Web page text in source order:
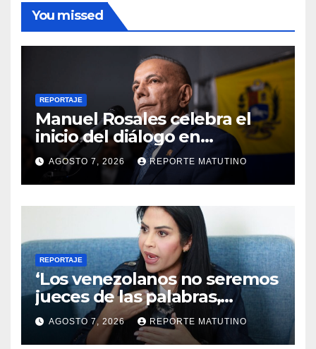
You missed
REPORTAJE
Manuel Rosales celebra el
inicio del diálogo en
Venezuela y destaca el
respaldo de EEUU
AGOSTO 7, 2026 REPORTE MATUTINO
REPORTAJE
‘Los venezolanos no seremos
jueces de las palabras,
seremos testigos de los
resultados’
AGOSTO 7, 2026 REPORTE MATUTINO